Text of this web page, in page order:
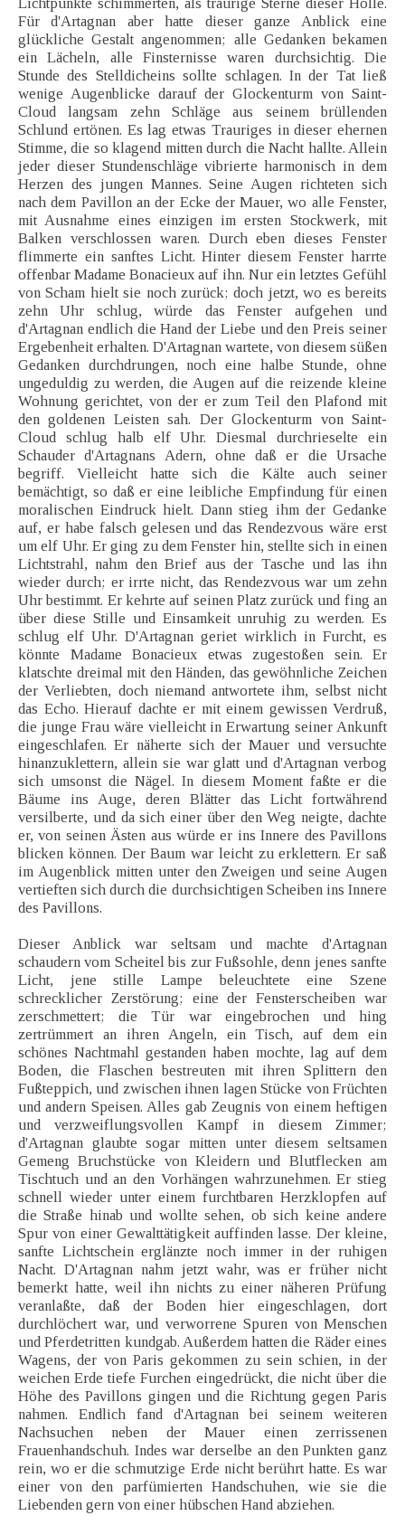
Lichtpunkte schimmerten, als traurige Sterne dieser Hölle.
Für d'Artagnan aber hatte dieser ganze Anblick eine
glückliche Gestalt angenommen; alle Gedanken bekamen
ein Lächeln, alle Finsternisse waren durchsichtig. Die
Stunde des Stelldicheins sollte schlagen. In der Tat ließ
wenige Augenblicke darauf der Glockenturm von Saint-
Cloud langsam zehn Schläge aus seinem brüllenden
Schlund ertönen. Es lag etwas Trauriges in dieser ehernen
Stimme, die so klagend mitten durch die Nacht hallte. Allein
jeder dieser Stundenschläge vibrierte harmonisch in dem
Herzen des jungen Mannes. Seine Augen richteten sich
nach dem Pavillon an der Ecke der Mauer, wo alle Fenster,
mit Ausnahme eines einzigen im ersten Stockwerk, mit
Balken verschlossen waren. Durch eben dieses Fenster
flimmerte ein sanftes Licht. Hinter diesem Fenster harrte
offenbar Madame Bonacieux auf ihn. Nur ein letztes Gefühl
von Scham hielt sie noch zurück; doch jetzt, wo es bereits
zehn Uhr schlug, würde das Fenster aufgehen und
d'Artagnan endlich die Hand der Liebe und den Preis seiner
Ergebenheit erhalten. D'Artagnan wartete, von diesem süßen
Gedanken durchdrungen, noch eine halbe Stunde, ohne
ungeduldig zu werden, die Augen auf die reizende kleine
Wohnung gerichtet, von der er zum Teil den Plafond mit
den goldenen Leisten sah. Der Glockenturm von Saint-
Cloud schlug halb elf Uhr. Diesmal durchrieselte ein
Schauder d'Artagnans Adern, ohne daß er die Ursache
begriff. Vielleicht hatte sich die Kälte auch seiner
bemächtigt, so daß er eine leibliche Empfindung für einen
moralischen Eindruck hielt. Dann stieg ihm der Gedanke
auf, er habe falsch gelesen und das Rendezvous wäre erst
um elf Uhr. Er ging zu dem Fenster hin, stellte sich in einen
Lichtstrahl, nahm den Brief aus der Tasche und las ihn
wieder durch; er irrte nicht, das Rendezvous war um zehn
Uhr bestimmt. Er kehrte auf seinen Platz zurück und fing an
über diese Stille und Einsamkeit unruhig zu werden. Es
schlug elf Uhr. D'Artagnan geriet wirklich in Furcht, es
könnte Madame Bonacieux etwas zugestoßen sein. Er
klatschte dreimal mit den Händen, das gewöhnliche Zeichen
der Verliebten, doch niemand antwortete ihm, selbst nicht
das Echo. Hierauf dachte er mit einem gewissen Verdruß,
die junge Frau wäre vielleicht in Erwartung seiner Ankunft
eingeschlafen. Er näherte sich der Mauer und versuchte
hinanzuklettern, allein sie war glatt und d'Artagnan verbog
sich umsonst die Nägel. In diesem Moment faßte er die
Bäume ins Auge, deren Blätter das Licht fortwährend
versilberte, und da sich einer über den Weg neigte, dachte
er, von seinen Ästen aus würde er ins Innere des Pavillons
blicken können. Der Baum war leicht zu erklettern. Er saß
im Augenblick mitten unter den Zweigen und seine Augen
vertieften sich durch die durchsichtigen Scheiben ins Innere
des Pavillons.
Dieser Anblick war seltsam und machte d'Artagnan
schaudern vom Scheitel bis zur Fußsohle, denn jenes sanfte
Licht, jene stille Lampe beleuchtete eine Szene
schrecklicher Zerstörung; eine der Fensterscheiben war
zerschmettert; die Tür war eingebrochen und hing
zertrümmert an ihren Angeln, ein Tisch, auf dem ein
schönes Nachtmahl gestanden haben mochte, lag auf dem
Boden, die Flaschen bestreuten mit ihren Splittern den
Fußteppich, und zwischen ihnen lagen Stücke von Früchten
und andern Speisen. Alles gab Zeugnis von einem heftigen
und verzweiflungsvollen Kampf in diesem Zimmer;
d'Artagnan glaubte sogar mitten unter diesem seltsamen
Gemeng Bruchstücke von Kleidern und Blutflecken am
Tischtuch und an den Vorhängen wahrzunehmen. Er stieg
schnell wieder unter einem furchtbaren Herzklopfen auf
die Straße hinab und wollte sehen, ob sich keine andere
Spur von einer Gewalttätigkeit auffinden lasse. Der kleine,
sanfte Lichtschein erglänzte noch immer in der ruhigen
Nacht. D'Artagnan nahm jetzt wahr, was er früher nicht
bemerkt hatte, weil ihn nichts zu einer näheren Prüfung
veranlaßte, daß der Boden hier eingeschlagen, dort
durchlöchert war, und verworrene Spuren von Menschen
und Pferdetritten kundgab. Außerdem hatten die Räder eines
Wagens, der von Paris gekommen zu sein schien, in der
weichen Erde tiefe Furchen eingedrückt, die nicht über die
Höhe des Pavillons gingen und die Richtung gegen Paris
nahmen. Endlich fand d'Artagnan bei seinem weiteren
Nachsuchen neben der Mauer einen zerrissenen
Frauenhandschuh. Indes war derselbe an den Punkten ganz
rein, wo er die schmutzige Erde nicht berührt hatte. Es war
einer von den parfümierten Handschuhen, wie sie die
Liebenden gern von einer hübschen Hand abziehen.